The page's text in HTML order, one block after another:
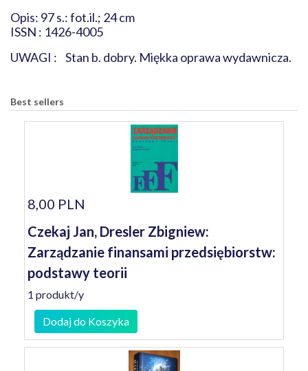
Opis: 97 s.: fot.il.; 24 cm
ISSN : 1426-4005
UWAGI : Stan b. dobry. Miękka oprawa wydawnicza.
Best sellers
8,00 PLN
Czekaj Jan, Dresler Zbigniew:
Zarządzanie finansami przedsiębiorstw:
podstawy teorii
1 produkt/y
Dodaj do Koszyka